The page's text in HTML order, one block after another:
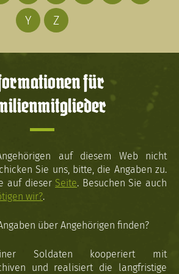
Y
Z
für
auf diesem Web nicht
Sie uns, bitte, die Angaben zu.
auf dieser Seite. Besuchen Sie auch
wir?.
über Angehörigen finden?
Soldaten kooperiert mit
und realisiert die langfristige